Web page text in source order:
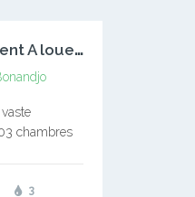
A
ppartement A louer Bonandjo
chambres
salon 01
3